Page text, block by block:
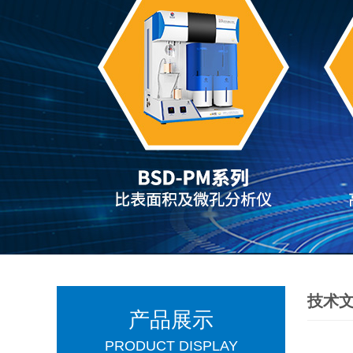
产品展示
PRODUCT DISPLAY
技术